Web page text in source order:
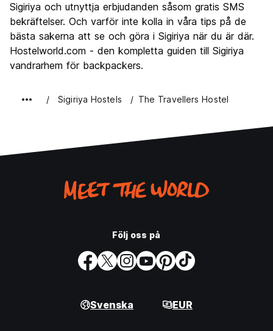
Sigiriya och utnyttja erbjudanden såsom gratis SMS
bekräftelser. Och varför inte kolla in våra tips på de
bästa sakerna att se och göra i Sigiriya när du är där.
Hostelworld.com - den kompletta guiden till Sigiriya
vandrarhem för backpackers.
Sigiriya Hostels The Travellers Hostel
Följ oss på
Svenska EUR